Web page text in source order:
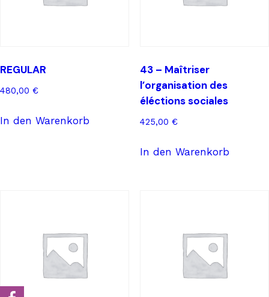
REGULAR
480,00 €
In den Warenkorb
43 – Maîtriser
l’organisation des
éléctions sociales
425,00 €
In den Warenkorb